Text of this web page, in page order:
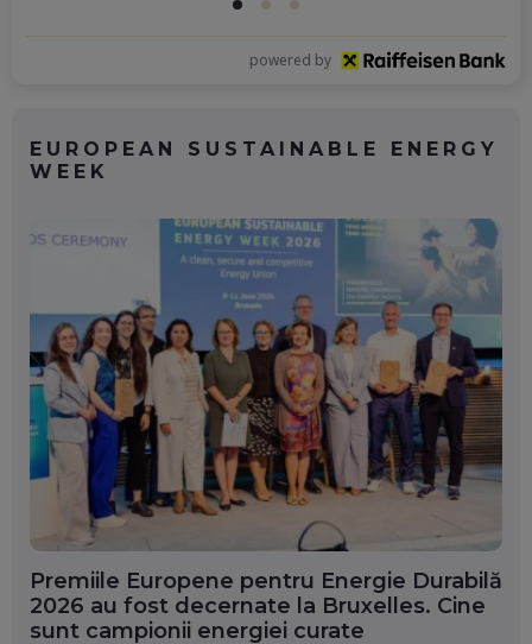
powered by
EUROPEAN SUSTAINABLE ENERGY
WEEK
Premiile Europene pentru Energie Durabilă
2026 au fost decernate la Bruxelles. Cine
sunt campionii energiei curate